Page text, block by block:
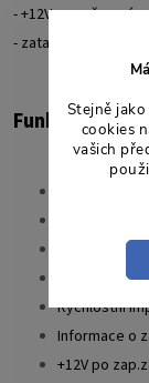
Stejně
cookies
vašich
- +12V po zařazení
- zatažená ruční brzda
Funkce
Ovládání
Ruční brzda
Rychlostní
Informace o
+12V po